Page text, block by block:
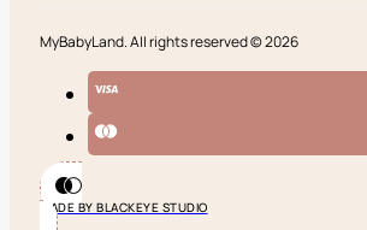
MyBabyLand. All rights reserved © 2026
MADE BY BLACKEYE STUDIO